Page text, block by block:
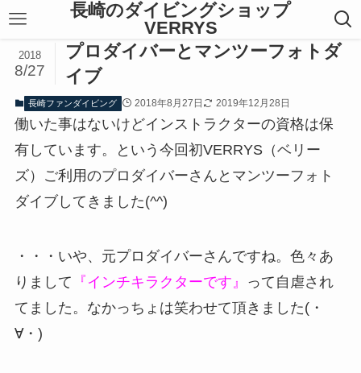
長崎のダイビングショップ
VERRYS
プロダイバーとマンツーフォトダ
イブ
2018
8/27
長崎ファンダイビング 2018年8月27日 2019年12月28日
働いた事はないけどインストラクターの資格は保
有しています。という今回初VERRYS（ベリー
ズ）ご利用のプロダイバーさんとマンツーフォト
ダイブしてきました(^^)
・・・いや、元プロダイバーさんですね。色々あ
りまして 『インチキラクターです』
って自虐され
てました。なかっちょは笑わせて頂きました(・
∀・)